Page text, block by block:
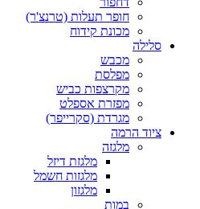
חופר תעלות (טרנצ'ר)
מכונת קידוח
סלילה
מכבש
מפלסת
מקרצפות כביש
מפזרת אספלט
מגרדת (סקרייפר)
ציוד הרמה
מלגזה
מלגזת דיזל
מלגזות חשמל
מלגזון
במות